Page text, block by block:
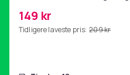
hjemmegymnastikk Purple
149 kr
Tidligere laveste pris: 209 kr